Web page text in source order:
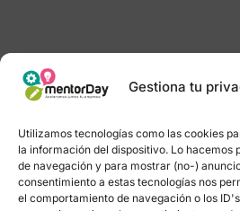
Gestiona tu
Utilizamos tecnologías como las cookies
la información del dispositivo. Lo hacemos
de navegación y para mostrar (no-)
consentimiento a estas tecnologías nos
el comportamiento de navegación o los